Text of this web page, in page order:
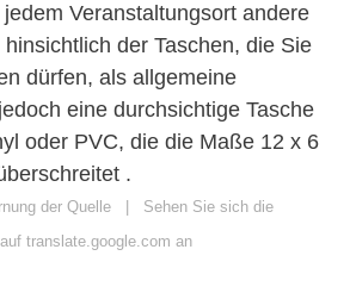
Veranstaltungsort andere
der Taschen, die Sie
dürfen, als allgemeine
eine durchsichtige Tasche
oder PVC, die die Maße 12 x 6
.
der Quelle | Sehen Sie sich die
translate.google.com an